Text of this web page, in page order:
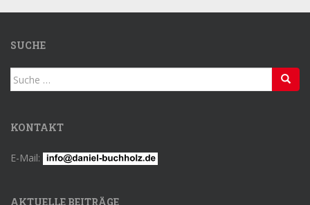
SUCHE
Suche
nach:
KONTAKT
E-Mail:
AKTUELLE BEITRÄGE